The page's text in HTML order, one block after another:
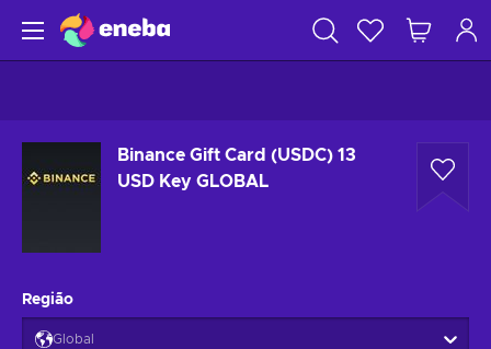
Binance Gift Card (USDC) 13
USD Key GLOBAL
Região
Global